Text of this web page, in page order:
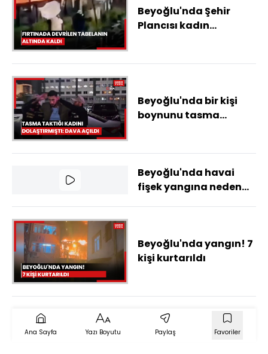
Beyoğlu'nda Şehir
Plancısı kadın
kaldı; yaşam
Beyoğlu'nda bir kişi
boynunu tasma
ilişkin dava açıldı
Beyoğlu'nda havai
fişek yangına neden
Beyoğlu'nda yangın! 7
kişi kurtarıldı
Ana Sayfa Yazı Boyutu Paylaş Favoriler